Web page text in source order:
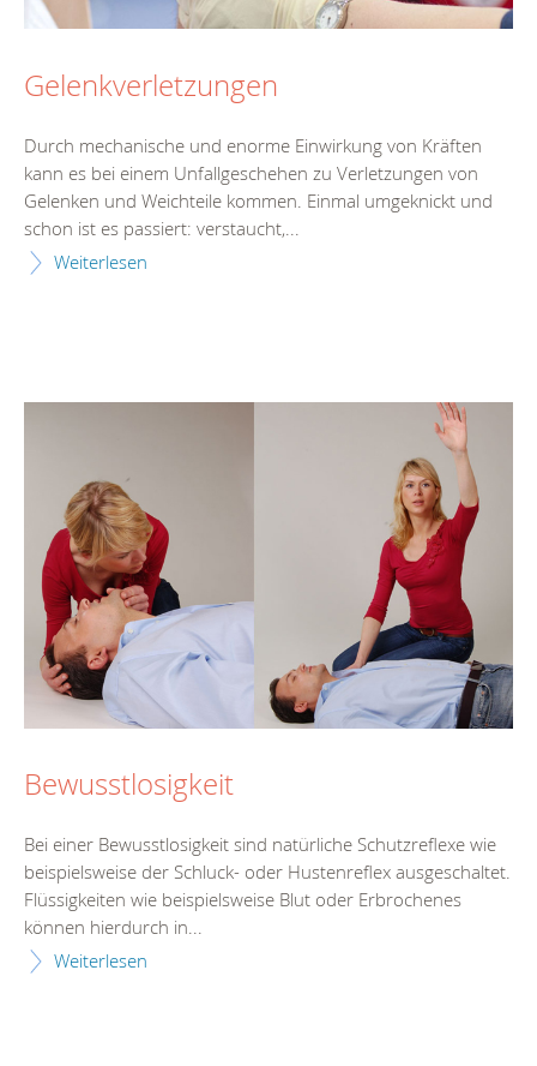
Gelenkverletzungen
Durch mechanische und enorme Einwirkung von Kräften
kann es bei einem Unfallgeschehen zu Verletzungen von
Gelenken und Weichteile kommen. Einmal umgeknickt und
schon ist es passiert: verstaucht,...
Weiterlesen
Bewusstlosigkeit
Bei einer Bewusstlosigkeit sind natürliche Schutzreflexe wie
beispielsweise der Schluck- oder Hustenreflex ausgeschaltet.
Flüssigkeiten wie beispielsweise Blut oder Erbrochenes
können hierdurch in...
Weiterlesen